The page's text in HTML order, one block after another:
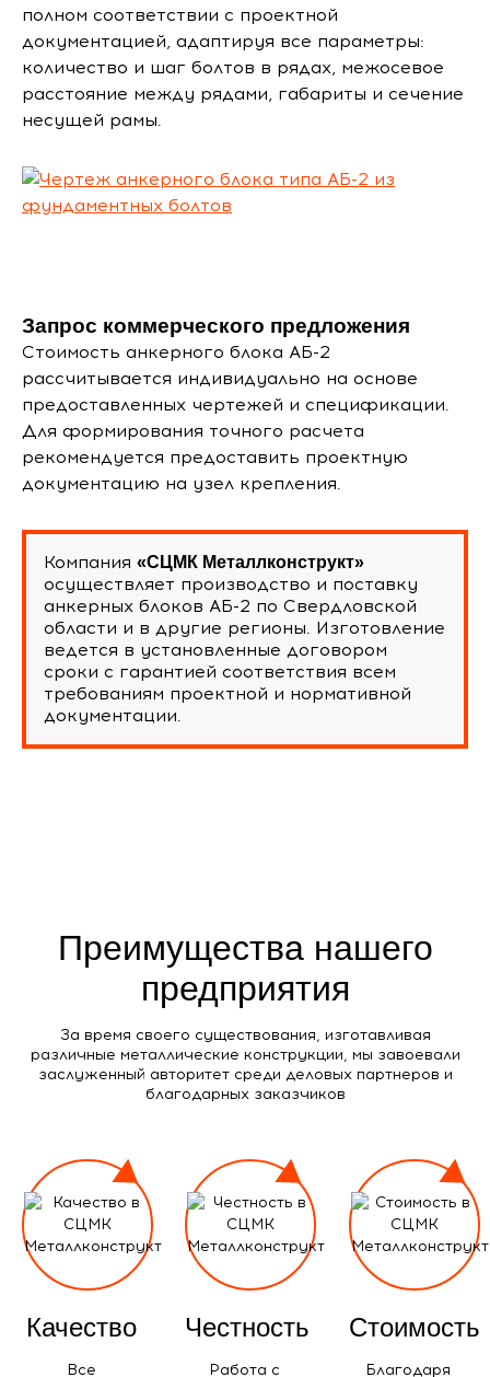
полном соответствии с проектной
документацией, адаптируя все параметры:
количество и шаг болтов в рядах, межосевое
расстояние между рядами, габариты и сечение
несущей рамы.
Запрос коммерческого предложения
Стоимость анкерного блока АБ-2
рассчитывается индивидуально на основе
предоставленных чертежей и спецификации.
Для формирования точного расчета
рекомендуется предоставить проектную
документацию на узел крепления.
Компания «СЦМК Металлконструкт»
осуществляет производство и поставку
анкерных блоков АБ-2 по Свердловской
области и в другие регионы. Изготовление
ведется в установленные договором
сроки с гарантией соответствия всем
требованиям проектной и нормативной
документации.
Преимущества нашего
предприятия
За время своего существования, изготавливая
различные металлические конструкции, мы завоевали
заслуженный авторитет среди деловых партнеров и
благодарных заказчиков
Качество
Все
Честность
Работа с
Стоимость
Благодаря